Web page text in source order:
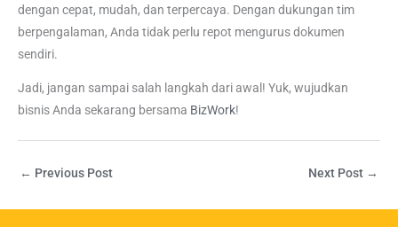
dengan cepat, mudah, dan terpercaya. Dengan dukungan tim
berpengalaman, Anda tidak perlu repot mengurus dokumen
sendiri.
Jadi, jangan sampai salah langkah dari awal! Yuk, wujudkan
bisnis Anda sekarang bersama BizWork!
← Previous Post Next Post →